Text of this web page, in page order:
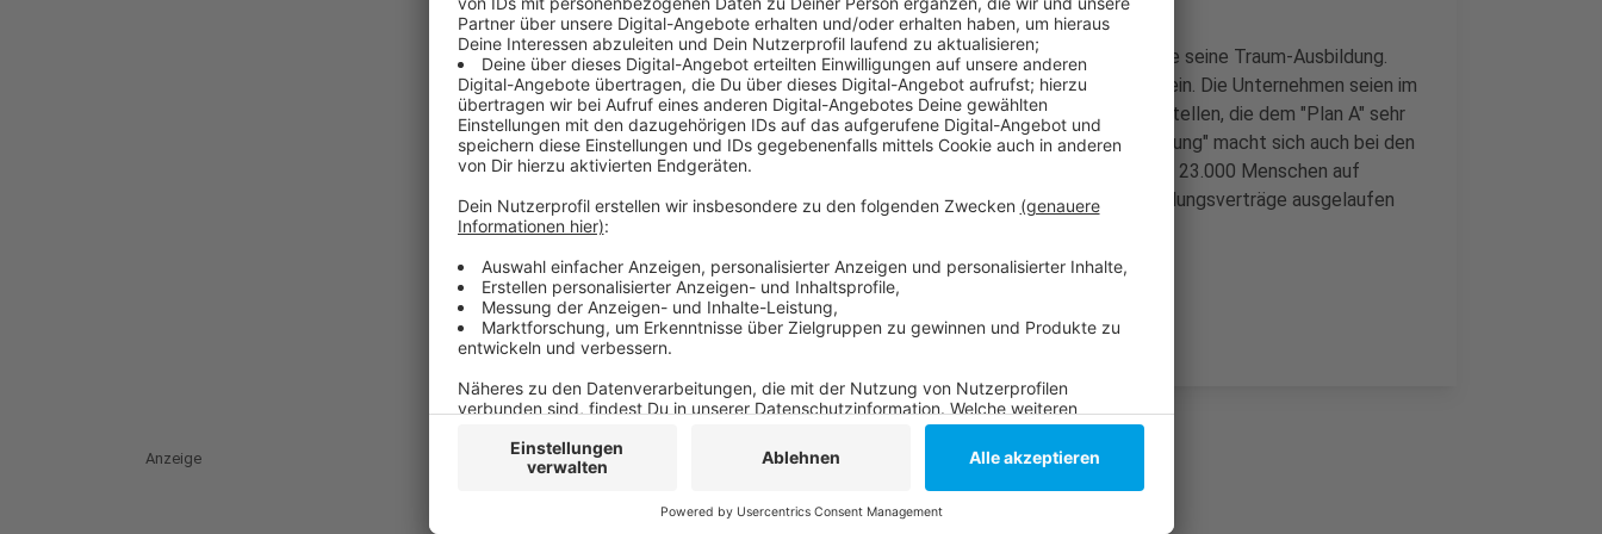
Der Düsseldorfer Agentur-Chef Köpke sagt: Nicht jeder bekomme seine Traum-Ausbildung.
Deshalb sei es für die Bewerber jetzt wichtig, etwas flexibel zu sein. Die Unternehmen seien im
Endspurt beim Vergeben der Plätze - oft seien dabei aber auch Stellen, die dem "Plan A" sehr
nahe kämen, aber ein bisschen anders heißen. Das Thema "Ausbildung" macht sich auch bei den
neuen Arbeitslosenzahlen bemerkbar. In Düsseldorf sind Ende Juli 23.000 Menschen auf
Jobsuche, leicht mehr als im Juni. Der Grund ist, dass viele Ausbildungsverträge ausgelaufen
Anzeige
Anzeige